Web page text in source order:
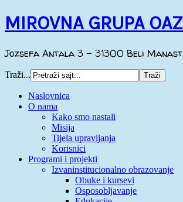
MIROVNA GRUPA
Jozsefa Antala 3 - 31300 Beli
Traži...
Naslovnica
O nama
Kako smo nastali
Misija
Tijela upravljanja
Korisnici
Programi i projekti
Izvaninstitucionalno obrazovanje
Obuke i kursevi
Osposobljavanje